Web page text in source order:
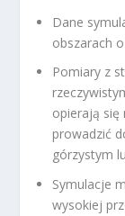
Dane
obszarach
Pomiary z
opierają się
prowadzić
górzystym
Symulacje
wysokiej